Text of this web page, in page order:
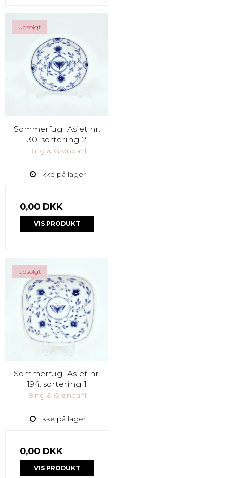
Udsolgt
Sommerfugl Asiet nr.
30. sortering 2
Bing & Grøndahl
Ikke på lager
0,00 DKK
VIS PRODUKT
Udsolgt
Sommerfugl Asiet nr.
194. sortering 1
Bing & Grøndahl
Ikke på lager
0,00 DKK
VIS PRODUKT